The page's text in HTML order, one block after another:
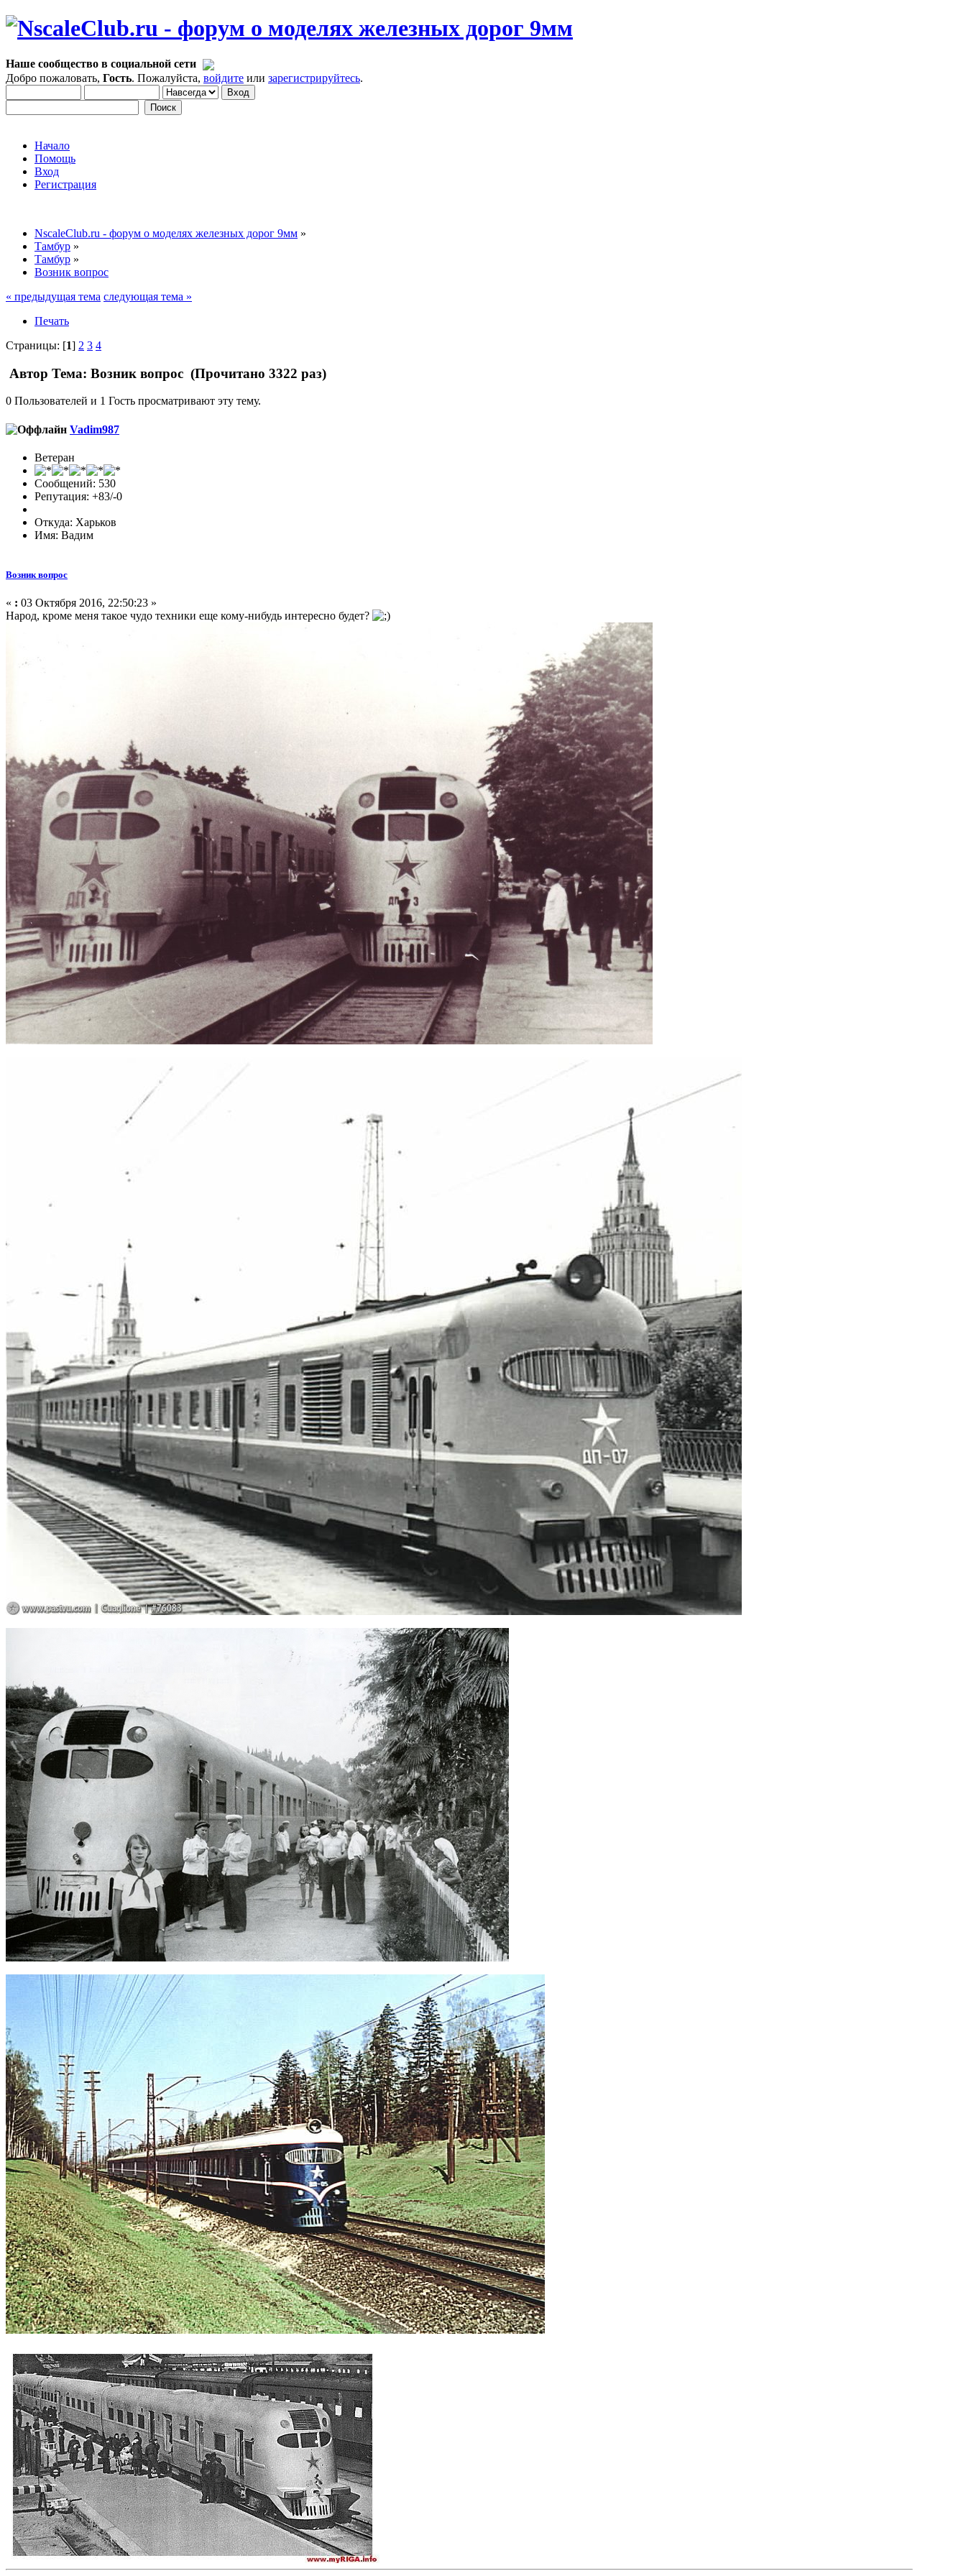
Наше сообщество в социальной сети
Добро пожаловать, Гость. Пожалуйста, войдите или зарегистрируйтесь.
Начало
Помощь
Вход
Регистрация
NscaleClub.ru - форум о моделях железных дорог 9мм »
Тамбур »
Тамбур »
Возник вопрос
« предыдущая тема следующая тема »
Печать
Страницы: [1] 2 3 4
Автор Тема: Возник вопрос (Прочитано 3322 раз)
0 Пользователей и 1 Гость просматривают эту тему.
Vadim987
Ветеран
Сообщений: 530
Репутация: +83/-0
Откуда: Харьков
Имя: Вадим
Возник вопрос
« : 03 Октября 2016, 22:50:23 »
Народ, кроме меня такое чудо техники еще кому-нибудь интересно будет?